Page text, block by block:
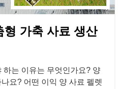
형 가축 사료 생산
하는 이유는 무엇인가요? 양
요? 어떤 이익 양 사료 펠렛